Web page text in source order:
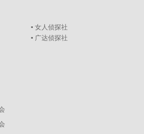
▪ 女人侦探社
▪ 广达侦探社